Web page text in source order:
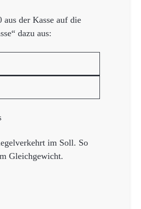
der Kasse auf die
dazu aus:
im Soll. So
Gleichgewicht.